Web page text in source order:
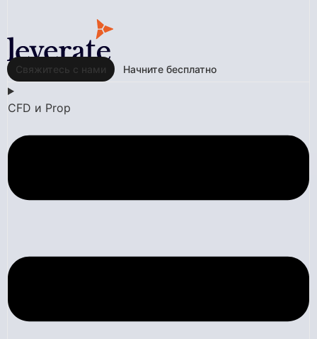
Свяжитесь с нами Начните бесплатно
CFD и Prop